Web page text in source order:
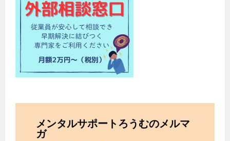
メンタルサポートろうむのメルマ
ガ